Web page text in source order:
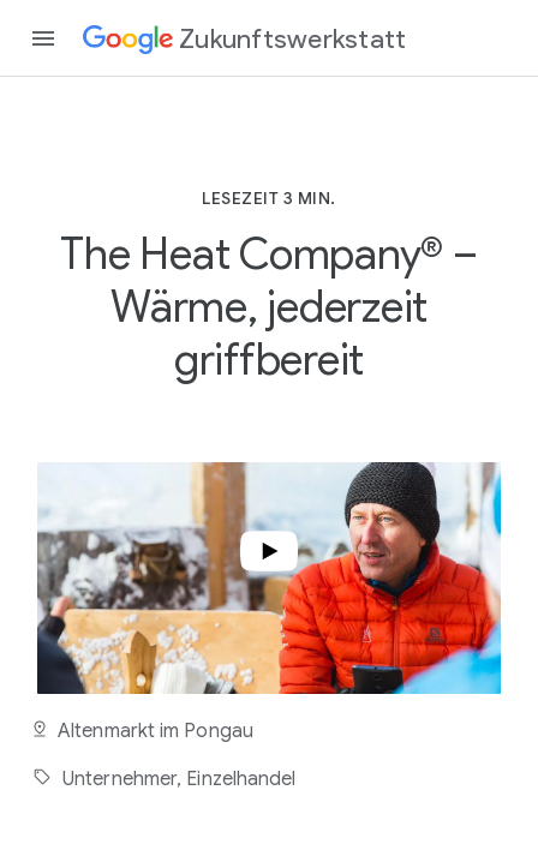
Zukunftswerkstatt
LESEZEIT 3 MIN.
The Heat Company® –
Wärme, jederzeit
griffbereit
E
E
I
T
3
M
N
Altenmarkt im Pongau
Unternehmer, Einzelhandel